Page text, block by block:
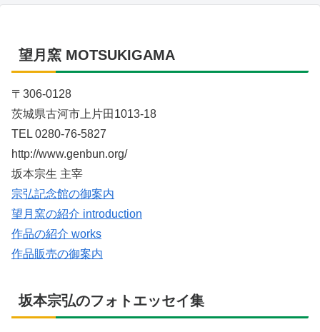
望月窯 MOTSUKIGAMA
〒306-0128
茨城県古河市上片田1013-18
TEL 0280-76-5827
http://www.genbun.org/
坂本宗生 主宰
宗弘記念館の御案内
望月窯の紹介 introduction
作品の紹介 works
作品販売の御案内
坂本宗弘のフォトエッセイ集